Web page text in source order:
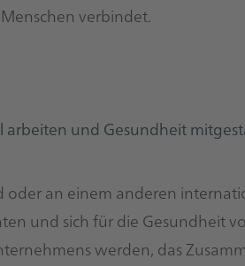
verbindet.
arbeiten und Gesundheit
an einem anderen
und sich für die Gesundheit
werden, das